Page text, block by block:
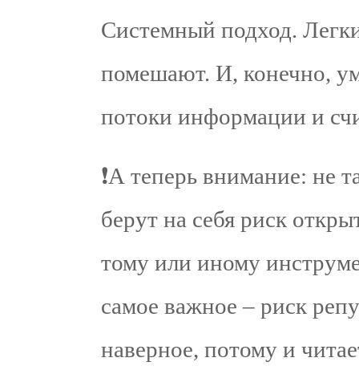
Системный подход.
помешают. И, конечно,
потоки информации и
❗А теперь внимание: не
берут на себя риск
тому или иному
самое важное – риск
наверное, потому и